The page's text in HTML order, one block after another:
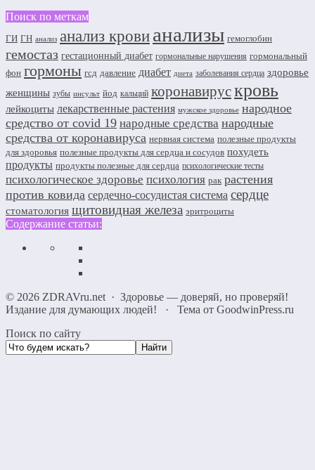
Поиск по меткам
ГИ ГН анализ анализ крови анализы гемоглобин
гемостаз гестационный диабет гормональные нарушения гормональный
фон гормоны гсд давление диабет диета заболевания сердца здоровье
женщины зубы инсульт йод кальций коронавирускровь
лейкоциты лекарственные растения мужское здоровье народное
средство от covid 19 народные средства народные
средства от коронавируса нервная система полезные продукты
для здоровья полезные продукты для сердца и сосудов похудеть
продукты продукты полезные для сердца психологические тесты
психологическое здоровье психология рак растения
против ковида сердечно-сосудистая система сердце
стоматология щитовидная железа эритроциты
Содержание статьи:
© 2026 ZDRAVru.net · Здоровье — доверяй, но проверяй!
Издание для думающих людей!
· Тема от GoodwinPress.ru
Поиск по сайту